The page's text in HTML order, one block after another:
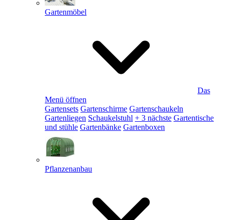
Gartenmöbel
Das
Menü öffnen
Gartensets Gartenschirme Gartenschaukeln
Gartenliegen Schaukelstuhl + 3 nächste Gartentische
und stühle Gartenbänke Gartenboxen
Pflanzenanbau